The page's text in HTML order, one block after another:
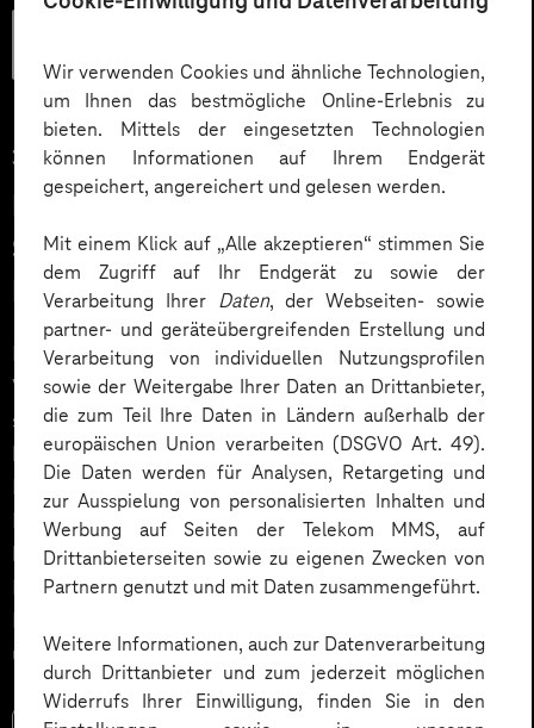
Wir verwenden Cookies und ähnliche Technologien,
um Ihnen das bestmögliche Online-Erlebnis zu
bieten. Mittels der eingesetzten Technologien
können Informationen auf Ihrem Endgerät
gespeichert, angereichert und gelesen werden.
Mit einem Klick auf „Alle akzeptieren“ stimmen Sie
dem Zugriff auf Ihr Endgerät zu sowie der
Verarbeitung Ihrer Daten, der Webseiten- sowie
partner- und geräteübergreifenden Erstellung und
Verarbeitung von individuellen Nutzungsprofilen
sowie der Weitergabe Ihrer Daten an Drittanbieter,
die zum Teil Ihre Daten in Ländern außerhalb der
europäischen Union verarbeiten (DSGVO Art. 49).
Die Daten werden für Analysen, Retargeting und
zur Ausspielung von personalisierten Inhalten und
Werbung auf Seiten der Telekom MMS, auf
Drittanbieterseiten sowie zu eigenen Zwecken von
Partnern genutzt und mit Daten zusammengeführt.
Weitere Informationen, auch zur Datenverarbeitung
durch Drittanbieter und zum jederzeit möglichen
Widerrufs Ihrer Einwilligung, finden Sie in den
Intelligenz
30.09.2025
KI statt Agentur? Der Weg zum
Self Service mit KI-Agent
Marketing
KI im Marketing statt Agentur? Erfahren Sie, welche
Vorteile die Umstellung auf Self-Service-Prozesse mit
sich bringt, wie Unternehmen ihre Kampagnen
beispielsweise durch automatisierte Content-
Erstellung verbessern können, und welche
Einsparpotenziale sich realisieren lassen. Mit
konkreten Beispielen und einem Self-Check zur
Datenreife wird der Weg zur datengetriebenen
Marketingorganisation nachvollziehbar und
umsetzbar.